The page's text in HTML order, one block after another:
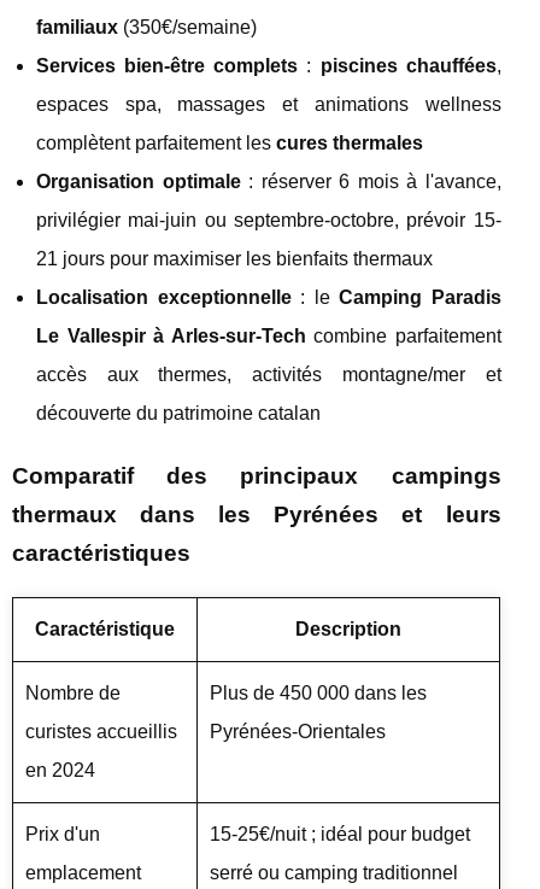
familiaux (350€/semaine)
Services bien-être complets : piscines chauffées,
espaces spa, massages et animations wellness
complètent parfaitement les cures thermales
Organisation optimale: réserver 6 mois à l'avance,
privilégier mai-juin ou septembre-octobre, prévoir 15-
21 jours pour maximiser les bienfaits thermaux
Localisation exceptionnelle: leCamping Paradis
Le Vallespir à Arles-sur-Tech combine parfaitement
accès aux thermes, activités montagne/mer et
découverte du patrimoine catalan
Comparatif des principaux campings
thermaux dans les Pyrénées et leurs
caractéristiques
Caractéristique Description
Nombre de
curistes accueillis
en 2024
Plus de 450 000 dans les
Pyrénées-Orientales
Prix d'un
emplacement
15-25€/nuit ; idéal pour budget
serré ou camping traditionnel